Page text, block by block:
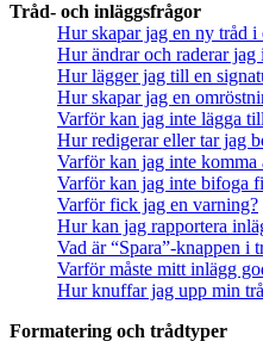
Tråd- och inläggsfrågor
Hur skapar jag en ny tråd i
Hur ändrar och raderar jag
Hur lägger jag till en
Hur skapar jag en
Varför kan jag inte lägga
Hur redigerar eller tar jag
Varför kan jag inte komma
Varför kan jag inte bifoga
Varför fick jag en varning?
Hur kan jag rapportera
Vad är “Spara”-knappen i
Varför måste mitt inlägg
Hur knuffar jag upp min
Formatering och trådtyper